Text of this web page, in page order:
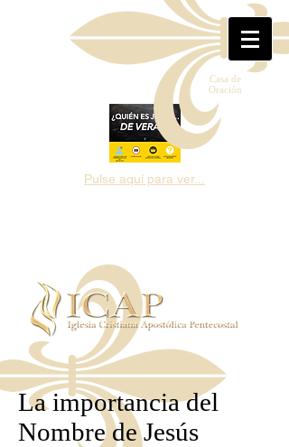
Casa de
Oración
Pulse aquí para ver...
La importancia del
Nombre de Jesús